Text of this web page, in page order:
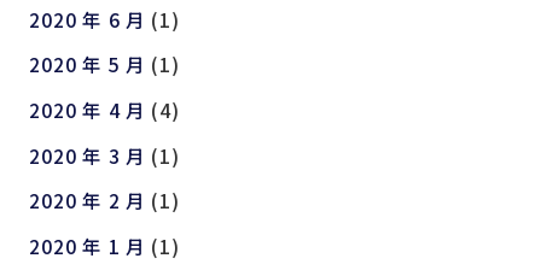
2020 年 6 月 (1)
2020 年 5 月 (1)
2020 年 4 月 (4)
2020 年 3 月 (1)
2020 年 2 月 (1)
2020 年 1 月 (1)